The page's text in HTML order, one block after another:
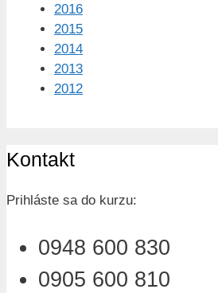
2016
2015
2014
2013
2012
Kontakt
Prihláste sa do kurzu:
0948 600 830
0905 600 810